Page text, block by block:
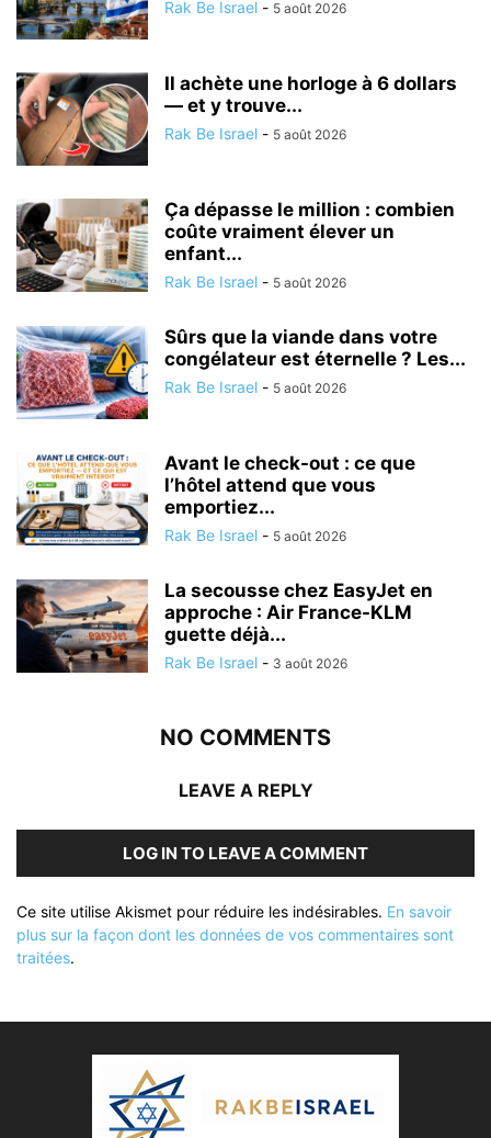
Rak Be Israel - 5 août 2026
Il achète une horloge à 6 dollars
— et y trouve...
Rak Be Israel - 5 août 2026
Ça dépasse le million : combien
coûte vraiment élever un
enfant...
Rak Be Israel - 5 août 2026
Sûrs que la viande dans votre
congélateur est éternelle ? Les...
Rak Be Israel - 5 août 2026
Avant le check-out : ce que
l’hôtel attend que vous
emportiez...
Rak Be Israel - 5 août 2026
La secousse chez EasyJet en
approche : Air France-KLM
guette déjà...
Rak Be Israel - 3 août 2026
NO COMMENTS
LEAVE A REPLY
LOG IN TO LEAVE A COMMENT
Ce site utilise Akismet pour réduire les indésirables. En savoir
plus sur la façon dont les données de vos commentaires sont
traitées.